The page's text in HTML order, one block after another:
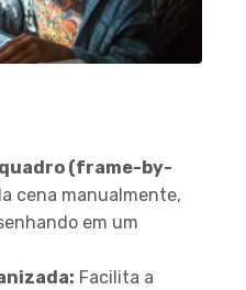
(frame-by-
cena manualmente,
em um
Facilita a